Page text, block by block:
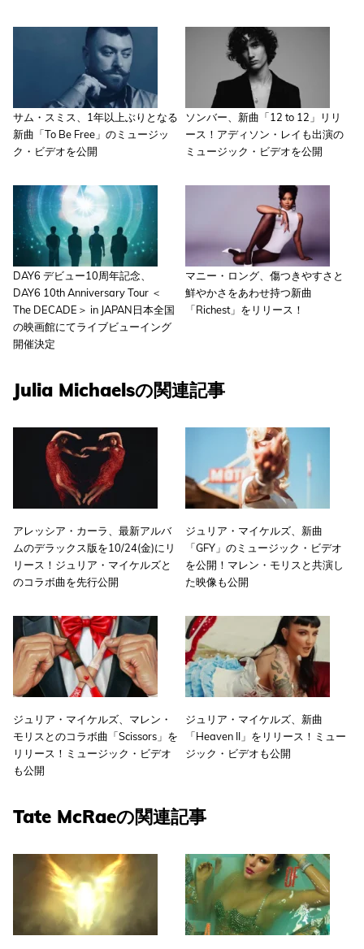
サム・スミス、1年以上ぶりとなる
新曲「To Be Free」のミュージッ
ク・ビデオを公開
ソンバー、新曲「12 to 12」リリ
ース！アディソン・レイも出演の
ミュージック・ビデオを公開
DAY6 デビュー10周年記念、
DAY6 10th Anniversary Tour ＜
The DECADE＞ in JAPAN日本全国
の映画館にてライブビューイング
開催決定
マニー・ロング、傷つきやすさと
鮮やかさをあわせ持つ新曲
「Richest」をリリース！
Julia Michaelsの関連記事
アレッシア・カーラ、最新アルバ
ムのデラックス版を10/24(金)にリ
リース！ジュリア・マイケルズと
のコラボ曲を先行公開
ジュリア・マイケルズ、新曲
「GFY」のミュージック・ビデオ
を公開！マレン・モリスと共演し
た映像も公開
ジュリア・マイケルズ、マレン・
モリスとのコラボ曲「Scissors」を
リリース！ミュージック・ビデオ
も公開
ジュリア・マイケルズ、新曲
「Heaven II」をリリース！ミュー
ジック・ビデオも公開
Tate McRaeの関連記事